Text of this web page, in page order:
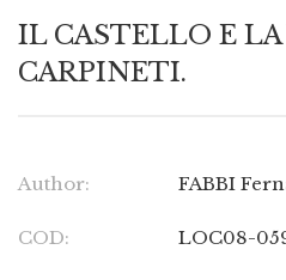
IL CASTELLO E
CARPINETI.
Author: FABBI
COD: LOC08-